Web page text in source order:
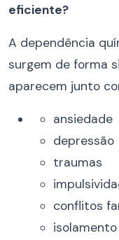
eficiente?
A dependência
surgem de forma
aparecem junto
ansiedade
depressão
traumas
conflitos
isolamento